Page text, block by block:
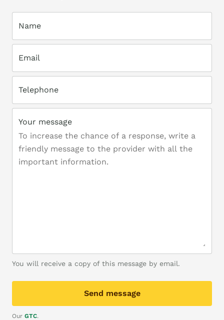
Name
Email
Telephone
Your message
You will receive a copy of this message by email.
Send message
Our GTC.